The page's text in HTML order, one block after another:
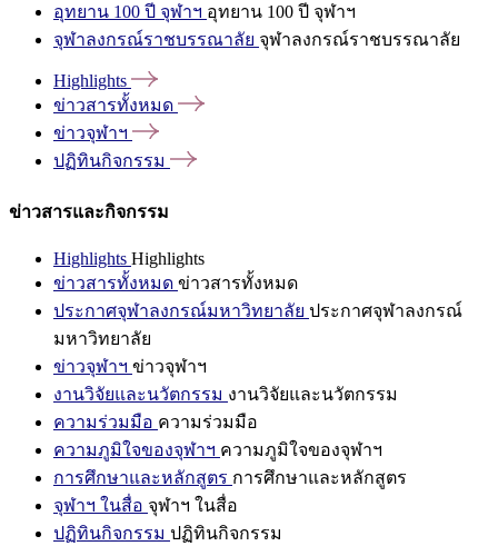
อุทยาน 100 ปี จุฬาฯ อุทยาน 100 ปี จุฬาฯ
จุฬาลงกรณ์ราชบรรณาลัย จุฬาลงกรณ์ราชบรรณาลัย
Highlights
ข่าวสารทั้งหมด
ข่าวจุฬาฯ
ปฏิทินกิจกรรม
ข่าวสารและกิจกรรม
Highlights Highlights
ข่าวสารทั้งหมด ข่าวสารทั้งหมด
ประกาศจุฬาลงกรณ์มหาวิทยาลัย ประกาศจุฬาลงกรณ์
มหาวิทยาลัย
ข่าวจุฬาฯ ข่าวจุฬาฯ
งานวิจัยและนวัตกรรม งานวิจัยและนวัตกรรม
ความร่วมมือ ความร่วมมือ
ความภูมิใจของจุฬาฯ ความภูมิใจของจุฬาฯ
การศึกษาและหลักสูตร การศึกษาและหลักสูตร
จุฬาฯ ในสื่อ จุฬาฯ ในสื่อ
ปฏิทินกิจกรรม ปฏิทินกิจกรรม